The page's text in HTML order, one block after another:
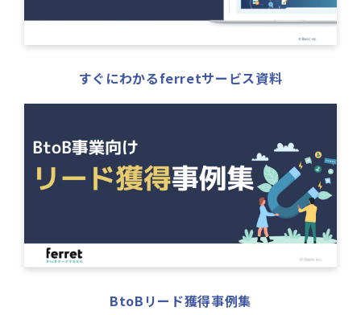
すぐにわかるferretサービス資料
BtoBリード獲得事例集